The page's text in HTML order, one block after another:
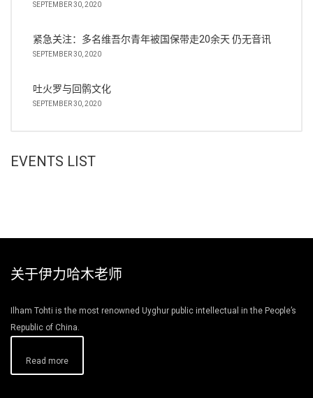
SEPTEMBER 30, 2020
紧急关注：多名维吾尔青年被国保带走20余天 仍无音讯
SEPTEMBER 30, 2020
吐火罗与回鹘文化
SEPTEMBER 30, 2020
EVENTS LIST
关于伊力哈木老师
Ilham Tohti is the most renowned Uyghur public intellectual in the People’s
Republic of China.
Read more